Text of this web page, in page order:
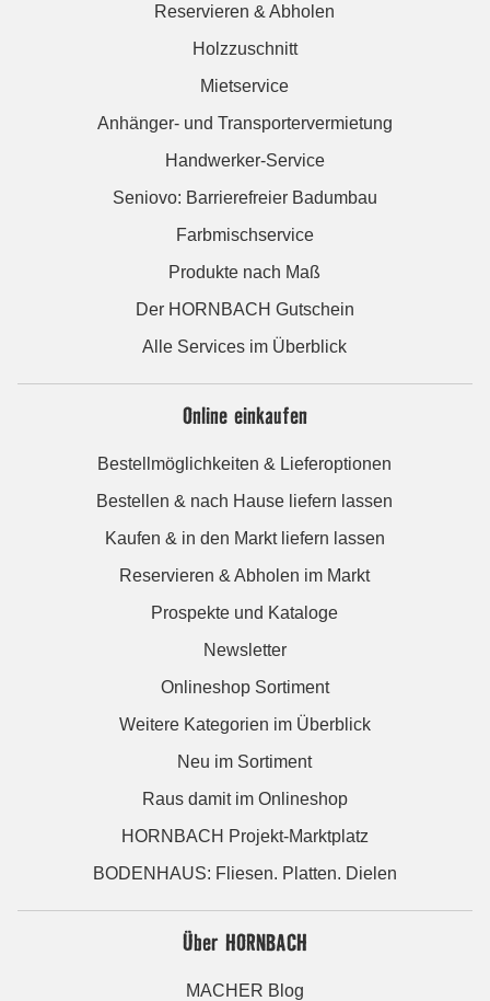
Reservieren & Abholen
Holzzuschnitt
Mietservice
Anhänger- und Transportervermietung
Handwerker-Service
Seniovo: Barrierefreier Badumbau
Farbmischservice
Produkte nach Maß
Der HORNBACH Gutschein
Alle Services im Überblick
Online einkaufen
Bestellmöglichkeiten & Lieferoptionen
Bestellen & nach Hause liefern lassen
Kaufen & in den Markt liefern lassen
Reservieren & Abholen im Markt
Prospekte und Kataloge
Newsletter
Onlineshop Sortiment
Weitere Kategorien im Überblick
Neu im Sortiment
Raus damit im Onlineshop
HORNBACH Projekt-Marktplatz
BODENHAUS: Fliesen. Platten. Dielen
Über HORNBACH
MACHER Blog